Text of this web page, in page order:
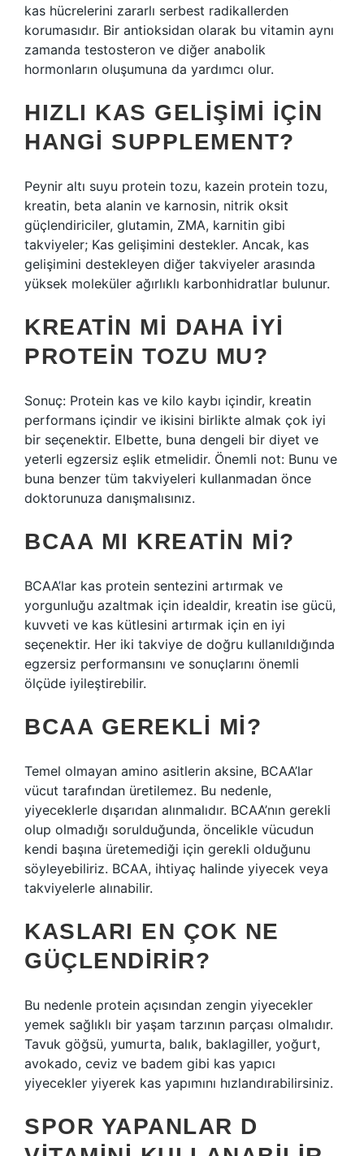
kas hücrelerini zararlı serbest radikallerden
korumasıdır. Bir antioksidan olarak bu vitamin aynı
zamanda testosteron ve diğer anabolik
hormonların oluşumuna da yardımcı olur.
HIZLI KAS GELIŞIMI IÇIN
HANGI SUPPLEMENT?
Peynir altı suyu protein tozu, kazein protein tozu,
kreatin, beta alanin ve karnosin, nitrik oksit
güçlendiriciler, glutamin, ZMA, karnitin gibi
takviyeler; Kas gelişimini destekler. Ancak, kas
gelişimini destekleyen diğer takviyeler arasında
yüksek moleküler ağırlıklı karbonhidratlar bulunur.
KREATIN MI DAHA IYI
PROTEIN TOZU MU?
Sonuç: Protein kas ve kilo kaybı içindir, kreatin
performans içindir ve ikisini birlikte almak çok iyi
bir seçenektir. Elbette, buna dengeli bir diyet ve
yeterli egzersiz eşlik etmelidir. Önemli not: Bunu ve
buna benzer tüm takviyeleri kullanmadan önce
doktorunuza danışmalısınız.
BCAA MI KREATIN MI?
BCAA’lar kas protein sentezini artırmak ve
yorgunluğu azaltmak için idealdir, kreatin ise gücü,
kuvveti ve kas kütlesini artırmak için en iyi
seçenektir. Her iki takviye de doğru kullanıldığında
egzersiz performansını ve sonuçlarını önemli
ölçüde iyileştirebilir.
BCAA GEREKLI MI?
Temel olmayan amino asitlerin aksine, BCAA’lar
vücut tarafından üretilemez. Bu nedenle,
yiyeceklerle dışarıdan alınmalıdır. BCAA’nın gerekli
olup olmadığı sorulduğunda, öncelikle vücudun
kendi başına üretemediği için gerekli olduğunu
söyleyebiliriz. BCAA, ihtiyaç halinde yiyecek veya
takviyelerle alınabilir.
KASLARI EN ÇOK NE
GÜÇLENDIRIR?
Bu nedenle protein açısından zengin yiyecekler
yemek sağlıklı bir yaşam tarzının parçası olmalıdır.
Tavuk göğsü, yumurta, balık, baklagiller, yoğurt,
avokado, ceviz ve badem gibi kas yapıcı
yiyecekler yiyerek kas yapımını hızlandırabilirsiniz.
SPOR YAPANLAR D